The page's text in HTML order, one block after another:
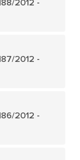
2012 -
2012 -
2012 -